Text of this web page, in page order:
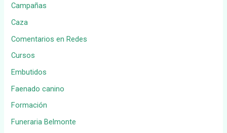
Campañas
Caza
Comentarios en Redes
Cursos
Embutidos
Faenado canino
Formación
Funeraria Belmonte